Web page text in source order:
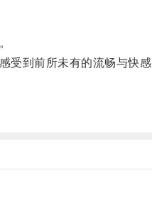
到前所未有的流畅与快